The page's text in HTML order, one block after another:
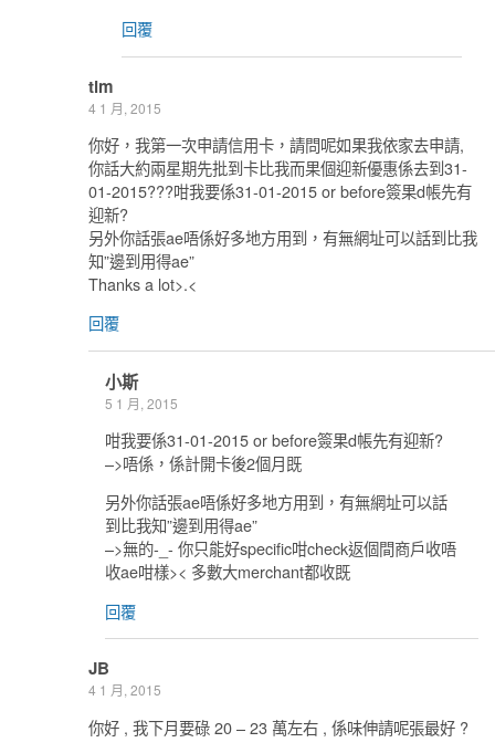
回覆
tim
4 1 月, 2015
你好，我第一次申請信用卡，請問呢如果我依家去申請,
你話大約兩星期先批到卡比我而果個迎新優惠係去到31-
01-2015???咁我要係31-01-2015 or before簽果d帳先有
迎新?
另外你話張ae唔係好多地方用到，有無網址可以話到比我
知”邊到用得ae”
Thanks a lot>.<
回覆
小斯
5 1 月, 2015
咁我要係31-01-2015 or before簽果d帳先有迎新?
–>唔係，係計開卡後2個月既
另外你話張ae唔係好多地方用到，有無網址可以話
到比我知”邊到用得ae”
–>無的-_- 你只能好specific咁check返個間商戶收唔
收ae咁樣>< 多數大merchant都收既
回覆
JB
4 1 月, 2015
你好 , 我下月要碌 20 – 23 萬左右 , 係味伸請呢張最好 ?